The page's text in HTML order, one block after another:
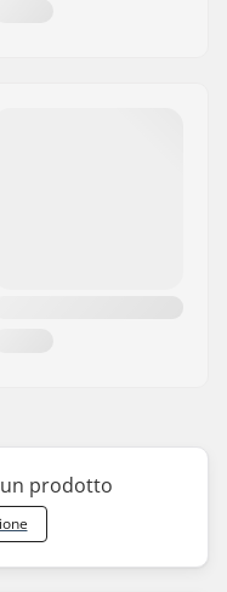
prodotto